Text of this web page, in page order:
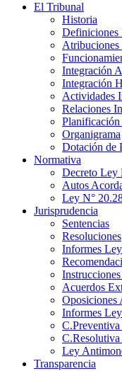
El Tribunal
Historia
Definiciones
Integración
Integración
Actividades
Relaciones
Planificación
Organigrama
Dotación de
Normativa
Decreto Ley
Autos
Ley N°
Jurisprudencia
Sentencias
Resoluciones
Informes
Acuerdos
Oposiciones
Informes
Ley
Transparencia